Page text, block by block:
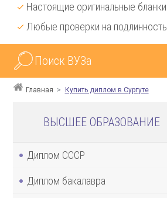
Настоящие оригинальные
Любые проверки на подлинность
Поиск ВУЗа
Главная Купить диплом в Сургуте
ВЫСШЕЕ ОБРАЗОВАНИЕ
Диплом СССР
Диплом бакалавра